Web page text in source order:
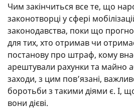
Чим закінчиться все те, що
законотворці у сфері
законодавства, поки що
для тих, хто отримав чи
постанову про штраф, кому
арештували рахунки та майно
заходи, з цим пов’язані,
боротьби з такими діями є. І,
вони дієві.